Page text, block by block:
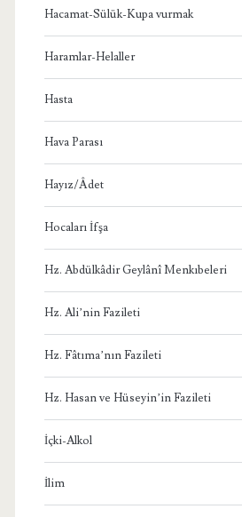
Hacamat-Sülük-Kupa vurmak
Haramlar-Helaller
Hasta
Hava Parası
Hayız/Âdet
Hocaları İfşa
Hz. Abdülkâdir Geylânî Menkıbeleri
Hz. Ali’nin Fazileti
Hz. Fâtıma’nın Fazileti
Hz. Hasan ve Hüseyin’in Fazileti
İçki-Alkol
İlim